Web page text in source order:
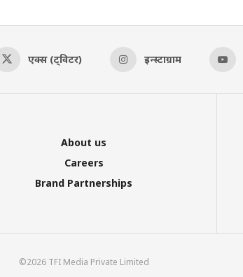
एक्स (ट्विटर) इन्स्टाग्राम
About us
Careers
Brand Partnerships
©2026 TFI Media Private Limited